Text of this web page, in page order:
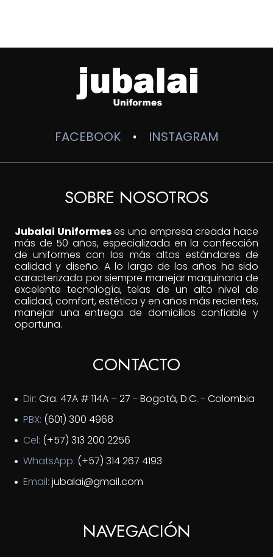
$60,000
FACEBOOK • INSTAGRAM
SOBRE NOSOTROS
Jubalai Uniformeses una empresa creada hace
más de 50 años, especializada en la confección
de uniformes con los más altos estándares de
calidad y diseño. A lo largo de los años ha sido
caracterizada por siempre manejar maquinaria de
excelente tecnología, telas de un alto nivel de
calidad, comfort, estética y en años más recientes,
manejar una entrega de domicilios confiable y
oportuna.
CONTACTO
Dir: Cra. 47A # 114A – 27 - Bogotá, D.C. - Colombia
PBX: (601) 300 4968
Cel: (+57) 313 200 2256
WhatsApp: (+57) 314 267 4193
Email: jubalai@gmail.com
NAVEGACIÓN